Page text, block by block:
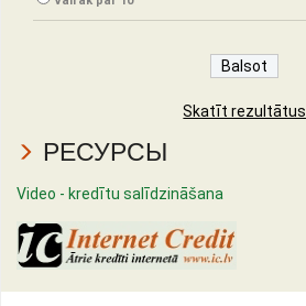
Skatīt rezultātus
РЕСУРСЫ
Video - kredītu salīdzināšana